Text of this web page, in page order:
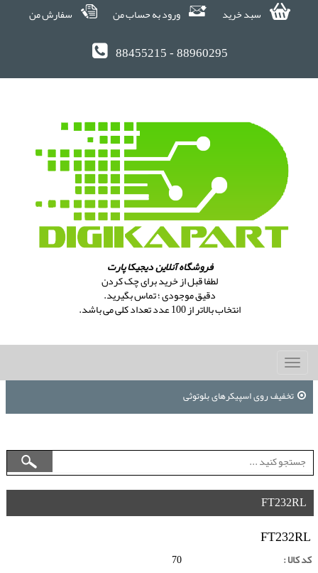
سبد خرید ورود به حساب من سفارش من
88455215 - 88960295
فروشگاه آنلاین دیجیکا پارت
لطفا قبل از خرید برای چک کردن
دقیق موجودی ؛ تماس بگیرید.
انتخاب بالاتر از 100 عدد تعداد کلی می باشد.
Toggle
navigation
تخفیف روی اسپیکرهای بلوتوثی
FT232RL
FT232RL
کد کالا :
70